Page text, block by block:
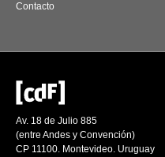
Contacto
Av. 18 de Julio 885
(entre Andes y Convención)
CP 11100. Montevideo. Uruguay